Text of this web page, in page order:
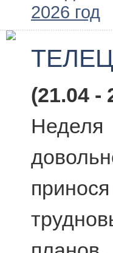
2026 год
ТЕЛЕЦ
(21.04 -